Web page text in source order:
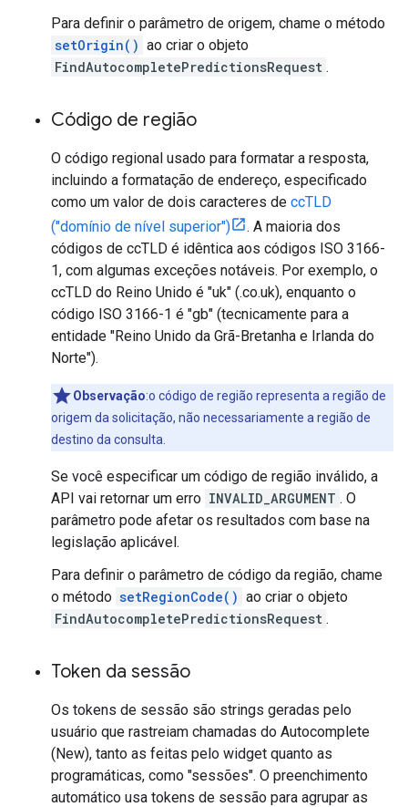
Para definir o parâmetro de origem, chame o método
setOrigin() ao criar o objeto
FindAutocompletePredictionsRequest .
Código de região
O código regional usado para formatar a resposta,
incluindo a formatação de endereço, especificado
como um valor de dois caracteres de ccTLD
("domínio de nível superior")
. A maioria dos
códigos de ccTLD é idêntica aos códigos ISO 3166-
1, com algumas exceções notáveis. Por exemplo, o
ccTLD do Reino Unido é "uk" (.co.uk), enquanto o
código ISO 3166-1 é "gb" (tecnicamente para a
entidade "Reino Unido da Grã-Bretanha e Irlanda do
Norte").
Observação:o código de região representa a região de
origem da solicitação, não necessariamente a região de
destino da consulta.
Se você especificar um código de região inválido, a
API vai retornar um erro INVALID_ARGUMENT . O
parâmetro pode afetar os resultados com base na
legislação aplicável.
Para definir o parâmetro de código da região, chame
o método setRegionCode() ao criar o objeto
FindAutocompletePredictionsRequest .
Token da sessão
Os tokens de sessão são strings geradas pelo
usuário que rastreiam chamadas do Autocomplete
(New), tanto as feitas pelo widget quanto as
programáticas, como "sessões". O preenchimento
automático usa tokens de sessão para agrupar as